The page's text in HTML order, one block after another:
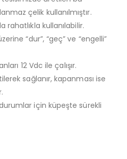
çelik kullanılmıştır.
kullanılabilir.
“dur”, “geç” ve “engelli”
12 Vdc ile çalışır.
sağlanır, kapanması ise
için küpeşte sürekli